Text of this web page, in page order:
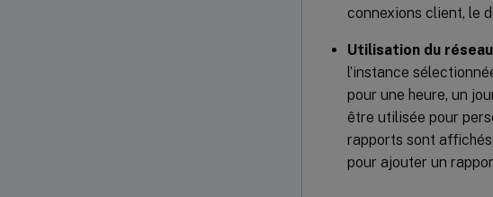
connexions client, le
Utilisation du réseau
l’instance
pour une heure, un
être utilisée pour
rapports sont
pour ajouter un